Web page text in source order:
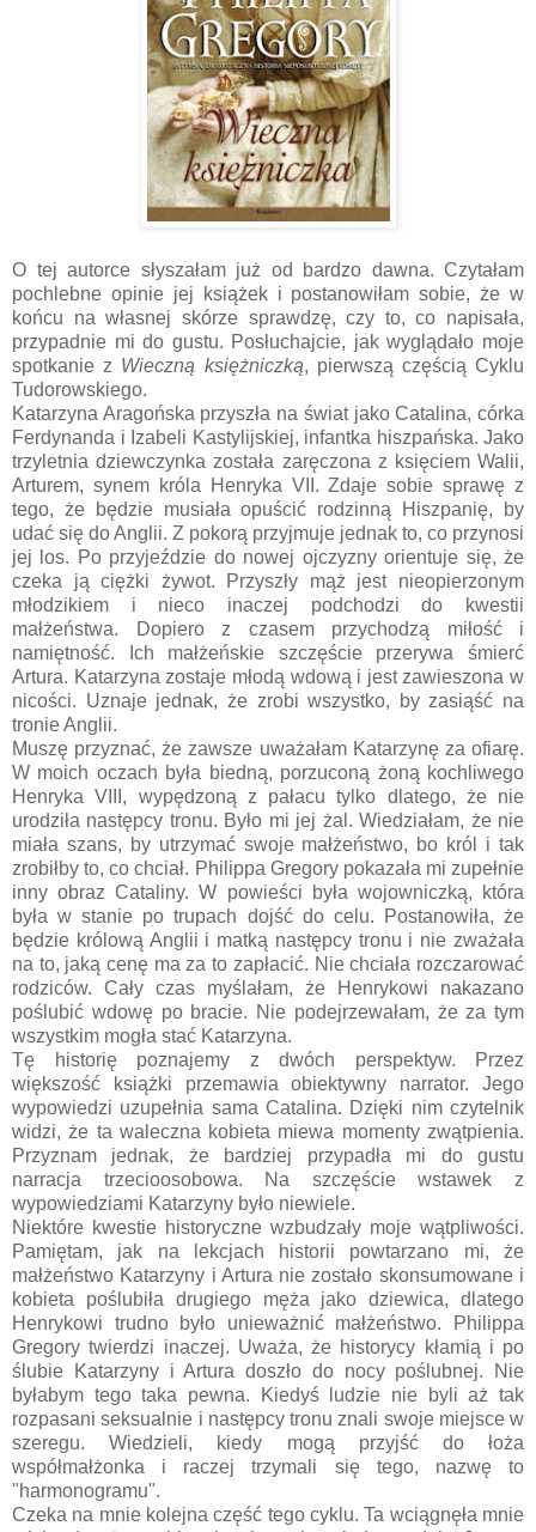
O tej autorce słyszałam już od bardzo dawna. Czytałam
pochlebne opinie jej książek i postanowiłam sobie, że w
końcu na własnej skórze sprawdzę, czy to, co napisała,
przypadnie mi do gustu. Posłuchajcie, jak wyglądało moje
spotkanie z Wieczną księżniczką, pierwszą częścią Cyklu
Tudorowskiego.
Katarzyna Aragońska przyszła na świat jako Catalina, córka
Ferdynanda i Izabeli Kastylijskiej, infantka hiszpańska. Jako
trzyletnia dziewczynka została zaręczona z księciem Walii,
Arturem, synem króla Henryka VII. Zdaje sobie sprawę z
tego, że będzie musiała opuścić rodzinną Hiszpanię, by
udać się do Anglii. Z pokorą przyjmuje jednak to, co przynosi
jej los. Po przyjeździe do nowej ojczyzny orientuje się, że
czeka ją ciężki żywot. Przyszły mąż jest nieopierzonym
młodzikiem i nieco inaczej podchodzi do kwestii
małżeństwa. Dopiero z czasem przychodzą miłość i
namiętność. Ich małżeńskie szczęście przerywa śmierć
Artura. Katarzyna zostaje młodą wdową i jest zawieszona w
nicości. Uznaje jednak, że zrobi wszystko, by zasiąść na
tronie Anglii.
Muszę przyznać, że zawsze uważałam Katarzynę za ofiarę.
W moich oczach była biedną, porzuconą żoną kochliwego
Henryka VIII, wypędzoną z pałacu tylko dlatego, że nie
urodziła następcy tronu. Było mi jej żal. Wiedziałam, że nie
miała szans, by utrzymać swoje małżeństwo, bo król i tak
zrobiłby to, co chciał. Philippa Gregory pokazała mi zupełnie
inny obraz Cataliny. W powieści była wojowniczką, która
była w stanie po trupach dojść do celu. Postanowiła, że
będzie królową Anglii i matką następcy tronu i nie zważała
na to, jaką cenę ma za to zapłacić. Nie chciała rozczarować
rodziców. Cały czas myślałam, że Henrykowi nakazano
poślubić wdowę po bracie. Nie podejrzewałam, że za tym
wszystkim mogła stać Katarzyna.
Tę historię poznajemy z dwóch perspektyw. Przez
większość książki przemawia obiektywny narrator. Jego
wypowiedzi uzupełnia sama Catalina. Dzięki nim czytelnik
widzi, że ta waleczna kobieta miewa momenty zwątpienia.
Przyznam jednak, że bardziej przypadła mi do gustu
narracja trzecioosobowa. Na szczęście wstawek z
wypowiedziami Katarzyny było niewiele.
Niektóre kwestie historyczne wzbudzały moje wątpliwości.
Pamiętam, jak na lekcjach historii powtarzano mi, że
małżeństwo Katarzyny i Artura nie zostało skonsumowane i
kobieta poślubiła drugiego męża jako dziewica, dlatego
Henrykowi trudno było unieważnić małżeństwo. Philippa
Gregory twierdzi inaczej. Uważa, że historycy kłamią i po
ślubie Katarzyny i Artura doszło do nocy poślubnej. Nie
byłabym tego taka pewna. Kiedyś ludzie nie byli aż tak
rozpasani seksualnie i następcy tronu znali swoje miejsce w
szeregu. Wiedzieli, kiedy mogą przyjść do łoża
współmałżonka i raczej trzymali się tego, nazwę to
"harmonogramu".
Czeka na mnie kolejna część tego cyklu. Ta wciągnęła mnie